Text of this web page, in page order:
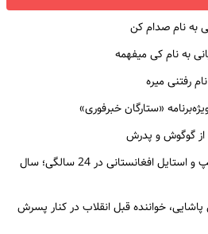
به نام صدام کن
به نام کی میفهمه
رفتنی میره
«ستارگان خبرفوری»
از گوگوش و پدرش
سفر به گذشته؛ گوگوش با تیپ و استایل افغانستانی در 24 سالگی؛ سال
خواننده قبل انقلاب در کنار پسرش